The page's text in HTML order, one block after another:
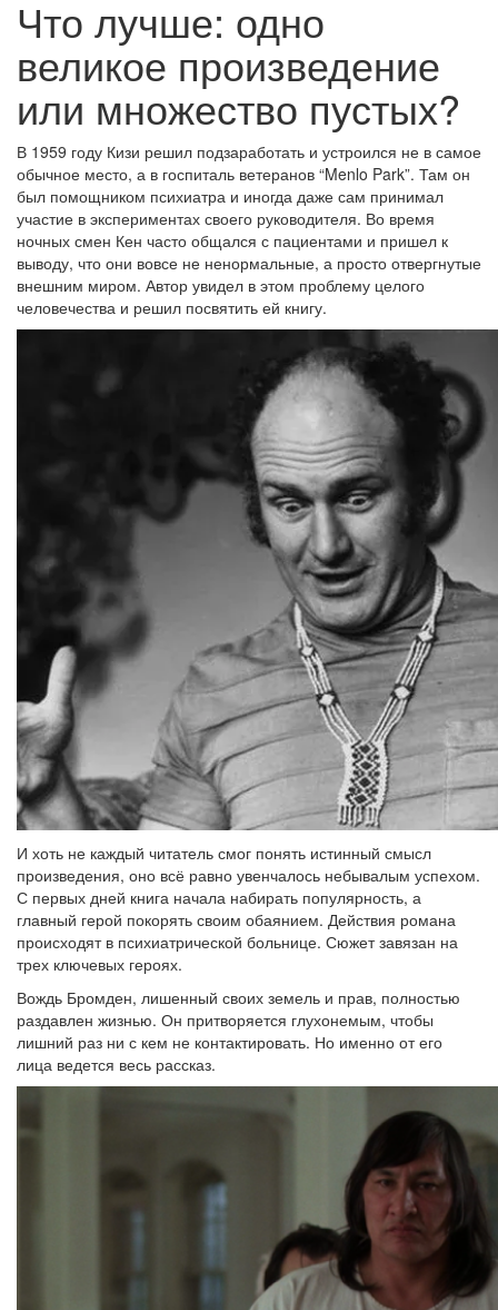
Что лучше: одно
великое произведение
или множество пустых?
В 1959 году Кизи решил подзаработать и устроился не в самое
обычное место, а в госпиталь ветеранов “Menlo Park”. Там он
был помощником психиатра и иногда даже сам принимал
участие в экспериментах своего руководителя. Во время
ночных смен Кен часто общался с пациентами и пришел к
выводу, что они вовсе не ненормальные, а просто отвергнутые
внешним миром. Автор увидел в этом проблему целого
человечества и решил посвятить ей книгу.
И хоть не каждый читатель смог понять истинный смысл
произведения, оно всё равно увенчалось небывалым успехом.
С первых дней книга начала набирать популярность, а
главный герой покорять своим обаянием. Действия романа
происходят в психиатрической больнице. Сюжет завязан на
трех ключевых героях.
Вождь Бромден, лишенный своих земель и прав, полностью
раздавлен жизнью. Он притворяется глухонемым, чтобы
лишний раз ни с кем не контактировать. Но именно от его
лица ведется весь рассказ.